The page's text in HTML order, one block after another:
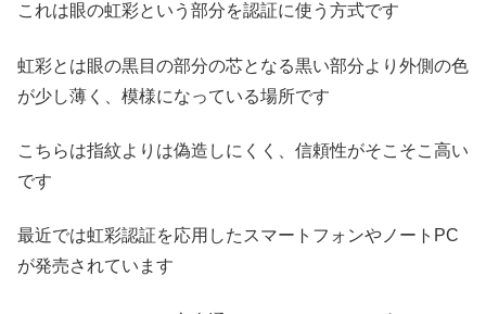
これは眼の虹彩という部分を認証に使う方式です
虹彩とは眼の黒目の部分の芯となる黒い部分より外側の色
が少し薄く、模様になっている場所です
こちらは指紋よりは偽造しにくく、信頼性がそこそこ高い
です
最近では虹彩認証を応用したスマートフォンやノートPC
が発売されています